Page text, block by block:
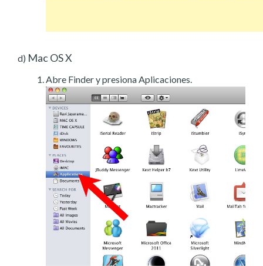
d) Mac OS X
Abre Finder y presiona Aplicaciones.